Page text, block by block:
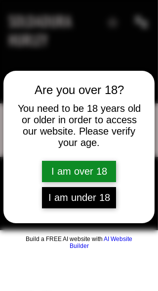
Are you over 18?
You need to be 18 years old
or older in order to access
our website. Please verify
your age.
I am over 18
I am under 18
Build a FREE AI website with AI Website
Builder
SOLDADURA
HURLEY
vanwilk
Mensaje